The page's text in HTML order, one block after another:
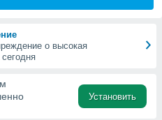
о высокая
Установить